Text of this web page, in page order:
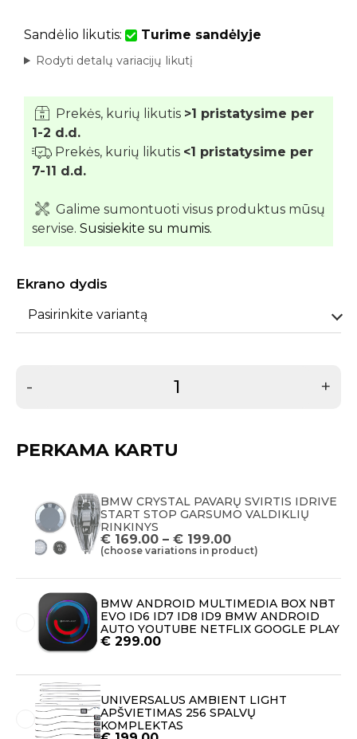
Sandėlio likutis: Turime sandėlyje
Rodyti detalų variacijų likutį
Prekės, kurių likutis >1 pristatysime per
1-2 d.d.
Prekės, kurių likutis <1 pristatysime per
7-11 d.d.
Galime sumontuoti visus produktus mūsų
servise. Susisiekite su mumis.
Ekrano dydis
Pasirinkite variantą
- +
PERKAMA KARTU
BMW CRYSTAL PAVARŲ SVIRTIS IDRIVE
START STOP GARSUMO VALDIKLIŲ
RINKINYS
€ 169.00 – € 199.00
(choose variations in product)
BMW ANDROID MULTIMEDIA BOX NBT
EVO ID6 ID7 ID8 ID9 BMW ANDROID
AUTO YOUTUBE NETFLIX GOOGLE PLAY
€ 299.00
UNIVERSALUS AMBIENT LIGHT
APŠVIETIMAS 256 SPALVŲ
KOMPLEKTAS